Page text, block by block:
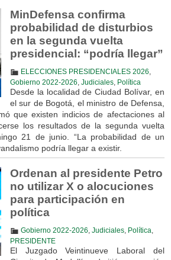
MinDefensa confirma
probabilidad de disturbios
en la segunda vuelta
presidencial: “podría llegar”
ELECCIONES PRESIDENCIALES 2026
Gobierno 2022-2026 Judiciales, Política
Desde la localidad de Ciudad Bolívar, en
el sur de Bogotá, el ministro de Defensa,
que existen indicios de afectaciones al
los resultados de la segunda vuelta
21 de junio. “La probabilidad de un
podría llegar a existir.
Ordenan al presidente Petro
no utilizar X o alocuciones
para participación en
política
Gobierno 2022-2026 Judiciales, Política
PRESIDENTE
El Juzgado Veintinueve Laboral del